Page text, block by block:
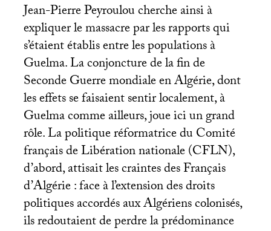
Jean-Pierre Peyroulou cherche ainsi à
expliquer le massacre par les rapports qui
s’étaient établis entre les populations à
Guelma. La conjoncture de la fin de
Seconde Guerre mondiale en Algérie, dont
les effets se faisaient sentir localement, à
Guelma comme ailleurs, joue ici un grand
rôle. La politique réformatrice du Comité
français de Libération nationale (CFLN),
d’abord, attisait les craintes des Français
d’Algérie : face à l’extension des droits
politiques accordés aux Algériens colonisés,
ils redoutaient de perdre la prédominance